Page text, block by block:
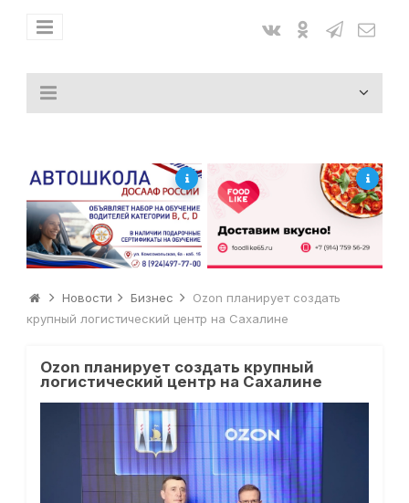
Новости Бизнес
Ozon планирует создать
крупный логистический центр на Сахалине
Ozon планирует создать крупный
логистический центр на Сахалине